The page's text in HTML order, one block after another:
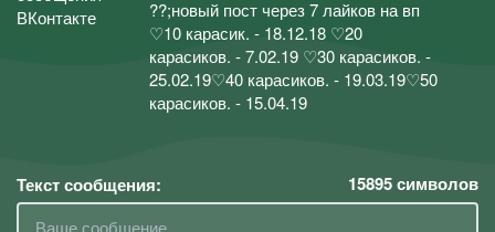
??;новый пост через 7 лайков на вп
♡10 карасик. - 18.12.18 ♡20
карасиков. - 7.02.19 ♡30 карасиков. -
25.02.19♡40 карасиков. - 19.03.19♡50
карасиков. - 15.04.19
Текст сообщения: 15895символов